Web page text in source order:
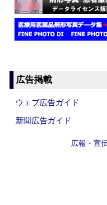
広告掲載
ウェブ広告ガイド
新聞広告ガイド
広報・宣